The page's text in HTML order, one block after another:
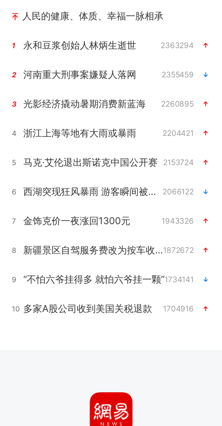
人民的健康、体质、幸福一脉相承
1 永和豆浆创始人林炳生逝世 2363294
2 河南重大刑事案嫌疑人落网 2355459
3 光影经济撬动暑期消费新蓝海 2260895
4 浙江上海等地有大雨或暴雨 2204421
5 马克·艾伦退出斯诺克中国公开赛 2153724
6 西湖突现狂风暴雨 游客瞬间被浇透 2066122
7 金饰克价一夜涨回1300元 1943326
8 新疆景区自驾服务费改为按车收费1872672
9 “不怕六爷挂得多 就怕六爷挂一颗”1734141
10 多家A股公司收到美国关税退款 1704916